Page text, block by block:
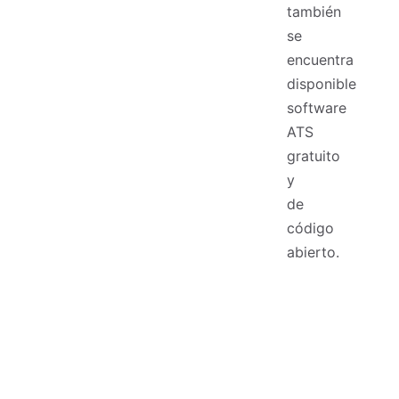
también
se
encuentra
disponible
software
ATS
gratuito
y
de
código
abierto.